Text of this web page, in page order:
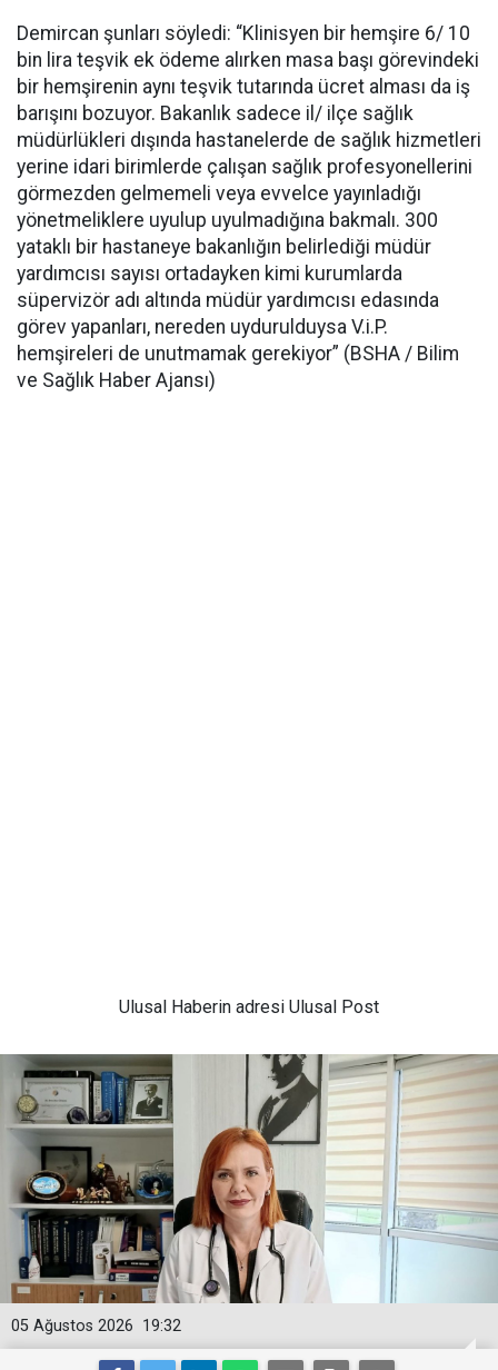
Demircan şunları söyledi: “Klinisyen bir hemşire 6/ 10
bin lira teşvik ek ödeme alırken masa başı görevindeki
bir hemşirenin aynı teşvik tutarında ücret alması da iş
barışını bozuyor. Bakanlık sadece il/ ilçe sağlık
müdürlükleri dışında hastanelerde de sağlık hizmetleri
yerine idari birimlerde çalışan sağlık profesyonellerini
görmezden gelmemeli veya evvelce yayınladığı
yönetmeliklere uyulup uyulmadığına bakmalı. 300
yataklı bir hastaneye bakanlığın belirlediği müdür
yardımcısı sayısı ortadayken kimi kurumlarda
süpervizör adı altında müdür yardımcısı edasında
görev yapanları, nereden uydurulduysa V.i.P.
hemşireleri de unutmamak gerekiyor” (BSHA / Bilim
ve Sağlık Haber Ajansı)
Ulusal Haberin adresi Ulusal Post
19:32
05 Ağustos 2026